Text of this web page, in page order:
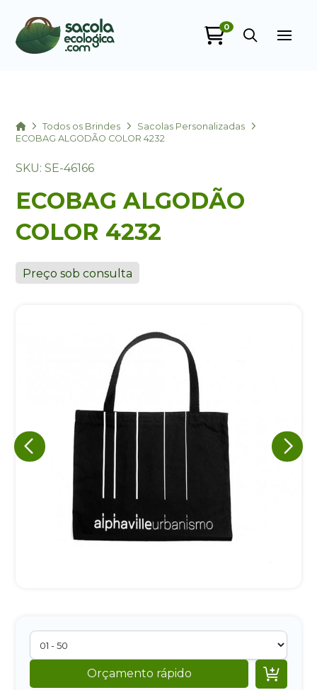
0
HomeTodos os Brindes
Sacolas Personalizadas
ECOBAG ALGODÃO COLOR 4232
SKU: SE-46166
ECOBAG ALGODÃO
COLOR 4232
Preço sob consulta
Orçamento rápido 
Eu concordo em receber comunicações.
A nossa empresa está comprometida a proteger e respeitar
sua privacidade, utilizaremos seus dados apenas para fins
de marketing. Você pode alterar suas preferências a
qualquer momento.
Iniciar conversa